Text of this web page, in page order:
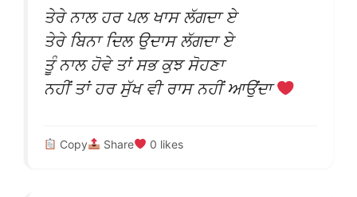
ਤੇਰੇ ਨਾਲ ਹਰ ਪਲ ਖਾਸ ਲੱਗਦਾ ਏ
ਤੇਰੇ ਬਿਨਾ ਦਿਲ ਉਦਾਸ ਲੱਗਦਾ ਏ
ਤੂੰ ਨਾਲ ਹੋਵੇ ਤਾਂ ਸਭ ਕੁਝ ਸੋਹਣਾ
ਨਹੀਂ ਤਾਂ ਹਰ ਸੁੱਖ ਵੀ ਰਾਸ ਨਹੀਂ ਆਉਂਦਾ
Copy Share 0 likes